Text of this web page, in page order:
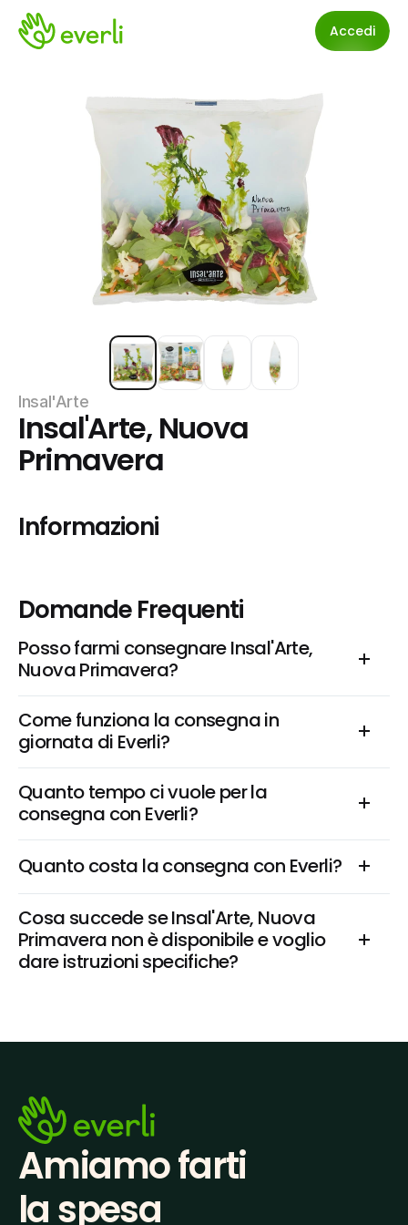
Accedi
Insal'Arte
Insal'Arte, Nuova
Primavera
Informazioni
Domande Frequenti
Posso farmi consegnare Insal'Arte,
Nuova Primavera?
Come funziona la consegna in
giornata di Everli?
Quanto tempo ci vuole per la
consegna con Everli?
Quanto costa la consegna con Everli?
Cosa succede se Insal'Arte, Nuova
Primavera non è disponibile e voglio
dare istruzioni specifiche?
Amiamo farti
la spesa